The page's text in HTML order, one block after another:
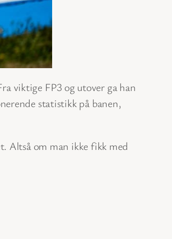
viktige FP3 og utover ga han
statistikk på banen,
Altså om man ikke fikk med